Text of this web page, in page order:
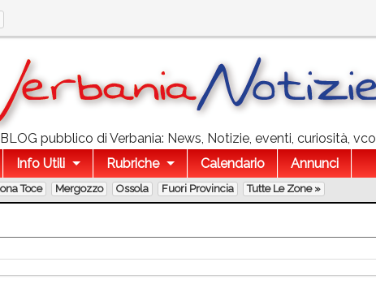
pubblico di Verbania: News, Notizie, eventi, curiosità, vco
Info Utili Rubriche Calendario Annunci
Toce Mergozzo Ossola Fuori Provincia Tutte Le Zone »